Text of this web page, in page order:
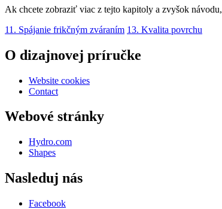
Ak chcete zobraziť viac z tejto kapitoly a zvyšok návodu,
11. Spájanie frikčným zváraním 13. Kvalita povrchu
O dizajnovej príručke
Website cookies
Contact
Webové stránky
Hydro.com
Shapes
Nasleduj nás
Facebook